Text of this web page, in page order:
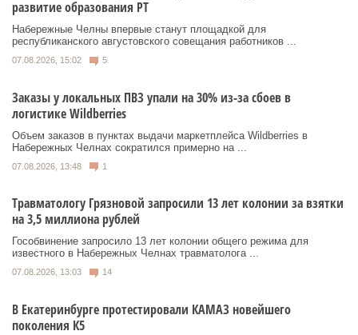
развитие образования РТ
Набережные Челны впервые станут площадкой для
республиканского августовского совещания работников ...
07.08.2026, 15:02 5
Заказы у локальных ПВЗ упали на 30% из-за сбоев в
логистике Wildberries
Объем заказов в пунктах выдачи маркетплейса Wildberries в
Набережных Челнах сократился примерно на ...
07.08.2026, 13:48 1
Травматологу Грязновой запросили 13 лет колонии за взятки
на 3,5 миллиона рублей
Гособвинение запросило 13 лет колонии общего режима для
известного в Набережных Челнах травматолога ...
07.08.2026, 13:03 14
В Екатеринбурге протестировали КАМАЗ новейшего
поколения К5